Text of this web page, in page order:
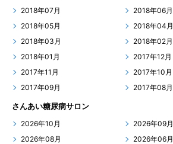
2018年07月
2018年06月
2018年05月
2018年04月
2018年03月
2018年02月
2018年01月
2017年12月
2017年11月
2017年10月
2017年09月
2017年08月
さんあい糖尿病サロン
2026年10月
2026年09月
2026年08月
2026年06月